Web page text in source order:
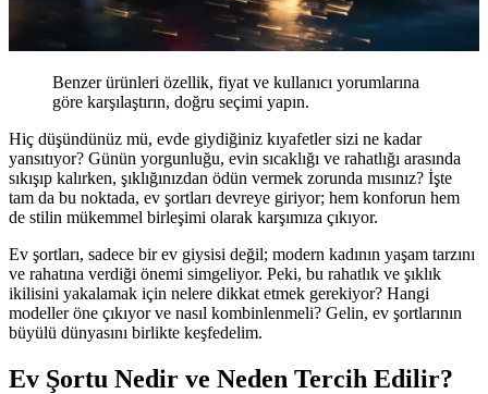
Benzer ürünleri özellik, fiyat ve kullanıcı yorumlarına
göre karşılaştırın, doğru seçimi yapın.
Hiç düşündünüz mü, evde giydiğiniz kıyafetler sizi ne kadar
yansıtıyor? Günün yorgunluğu, evin sıcaklığı ve rahatlığı arasında
sıkışıp kalırken, şıklığınızdan ödün vermek zorunda mısınız? İşte
tam da bu noktada, ev şortları devreye giriyor; hem konforun hem
de stilin mükemmel birleşimi olarak karşımıza çıkıyor.
Ev şortları, sadece bir ev giysisi değil; modern kadının yaşam tarzını
ve rahatına verdiği önemi simgeliyor. Peki, bu rahatlık ve şıklık
ikilisini yakalamak için nelere dikkat etmek gerekiyor? Hangi
modeller öne çıkıyor ve nasıl kombinlenmeli? Gelin, ev şortlarının
büyülü dünyasını birlikte keşfedelim.
Ev Şortu Nedir ve Neden Tercih Edilir?